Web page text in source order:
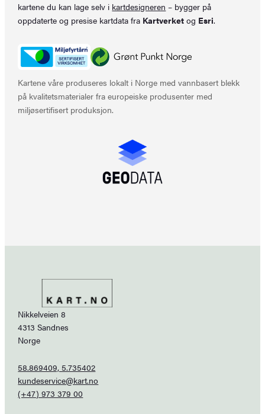
kartene du kan lage selv i kartdesigneren – bygger på
oppdaterte og presise kartdata fra Kartverket og Esri.
Kartene våre produseres lokalt i Norge med vannbasert blekk
på kvalitetsmaterialer fra europeiske produsenter med
miljøsertifisert produksjon.
Nikkelveien 8
4313 Sandnes
Norge
58.869409, 5.735402
kundeservice@kart.no
(+47) 973 379 00